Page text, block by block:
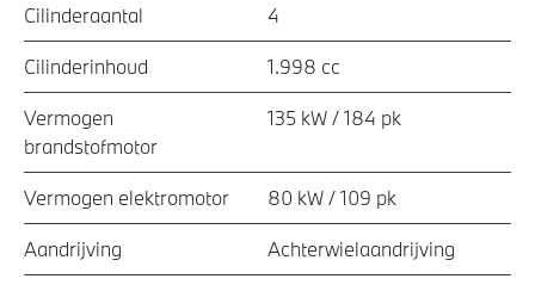
Cilinderaantal 4
Cilinderinhoud 1.998 cc
Vermogen
brandstofmotor
135 kW / 184 pk
Vermogen elektromotor 80 kW / 109 pk
Aandrijving Achterwielaandrijving